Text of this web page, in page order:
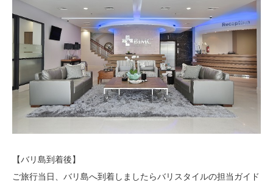
【バリ島到着後】
ご旅行当日、バリ島へ到着しましたらバリスタイルの担当ガイド